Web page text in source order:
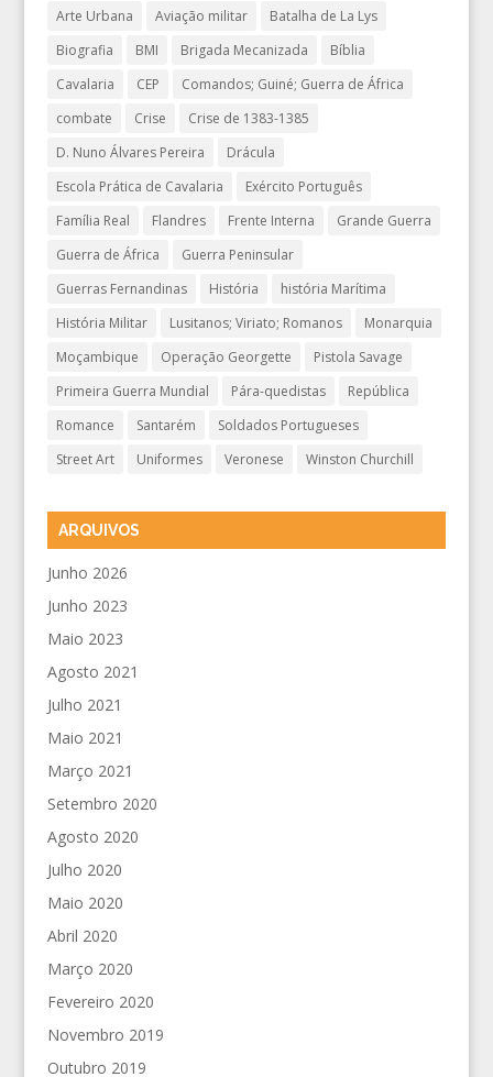
Arte Urbana
Aviação militar
Batalha de La Lys
Biografia
BMI Brigada Mecanizada
Bíblia
Cavalaria
CEP
Comandos; Guiné; Guerra de África
combate
Crise
Crise de 1383-1385
D. Nuno Álvares Pereira
Drácula
Escola Prática de Cavalaria
Exército Português
Família Real
Flandres Frente Interna
Grande Guerra
Guerra de África
Guerra Peninsular
Guerras Fernandinas
História
história Marítima
História Militar
Lusitanos; Viriato; Romanos
Monarquia
Moçambique
Operação Georgette
Pistola Savage
Primeira Guerra Mundial
Pára-quedistas
República
Romance
Santarém
Soldados Portugueses
Street Art
Uniformes Veronese Winston Churchill
ARQUIVOS
Junho 2026
Junho 2023
Maio 2023
Agosto 2021
Julho 2021
Maio 2021
Março 2021
Setembro 2020
Agosto 2020
Julho 2020
Maio 2020
Abril 2020
Março 2020
Fevereiro 2020
Novembro 2019
Outubro 2019